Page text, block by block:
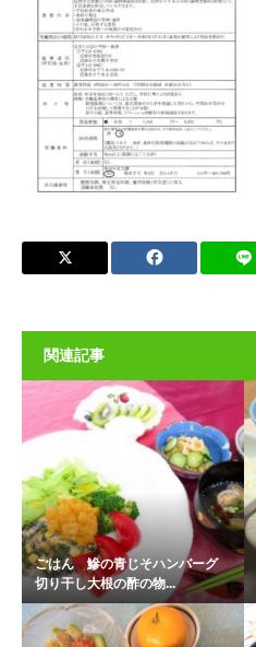
関連記事
ごはん 鰺の青じそハンバーグ
切り干し大根の酢の物...